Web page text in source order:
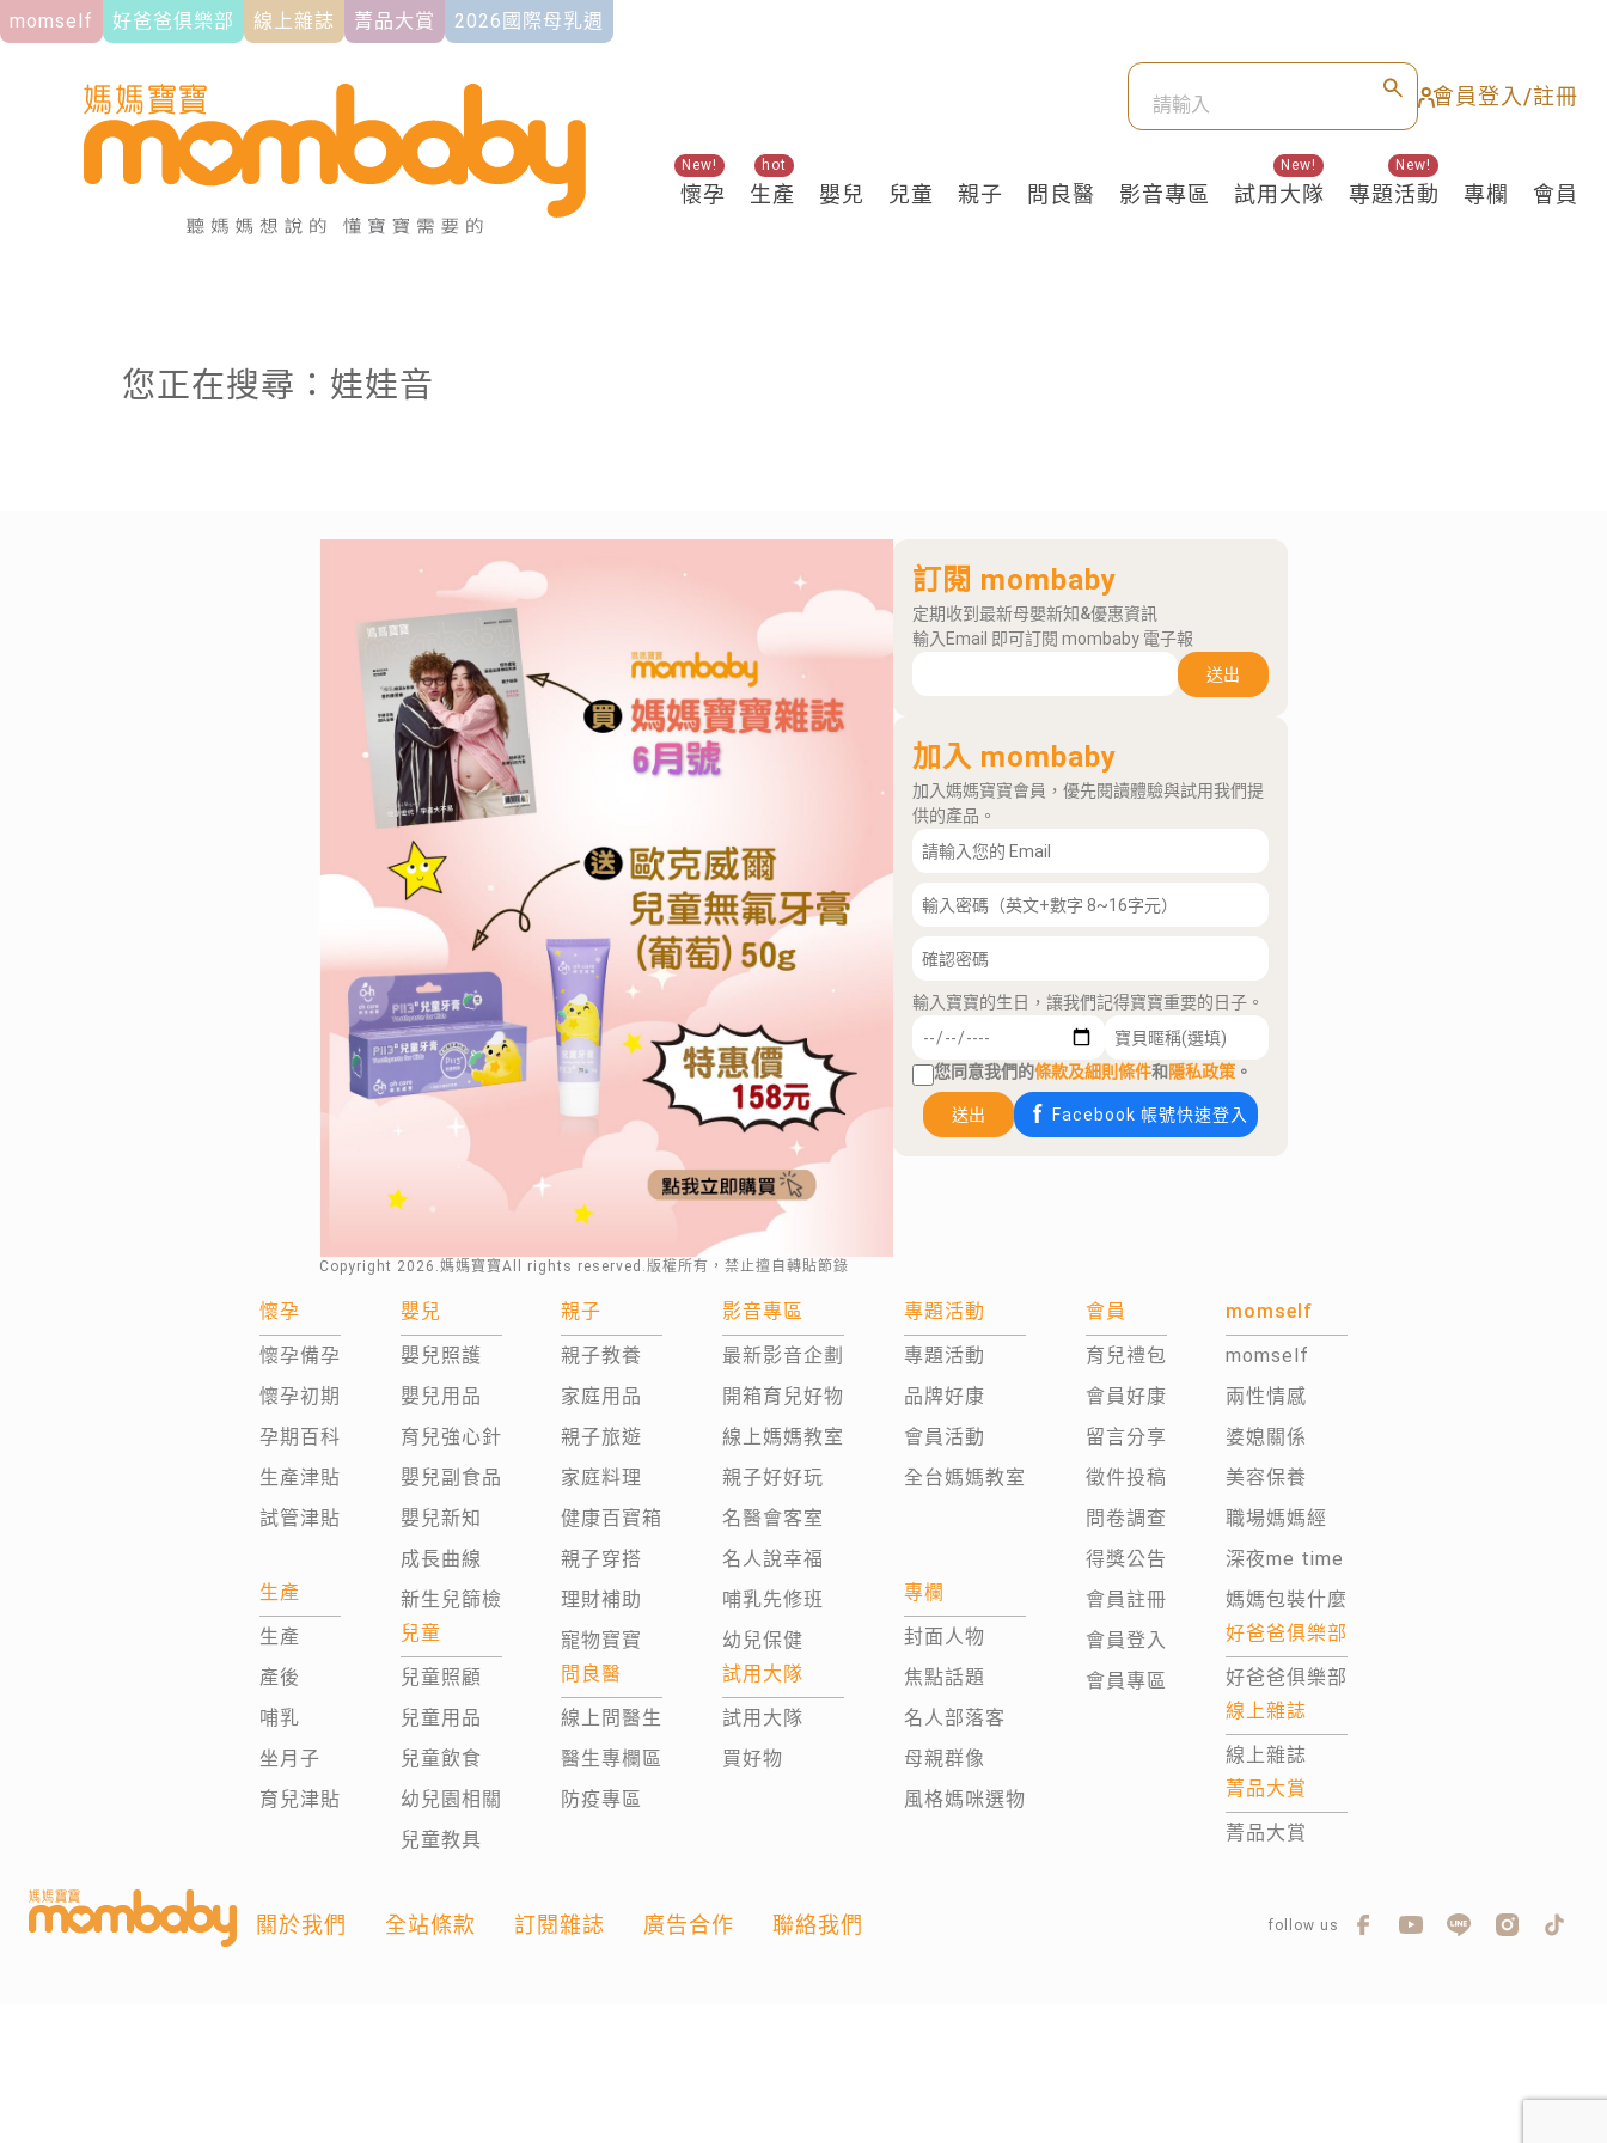
momself 好爸爸俱樂部 線上雜誌 菁品大賞 2026國際母乳週
會員登入/註冊
懷孕
New!
生產
hot
嬰兒 兒童 親子 問良醫 影音專區 試用大隊
New!
專題活動
New!
專欄 會員
關鍵熱搜
您正在搜尋：娃娃音
Copyright 2026 .媽媽寶寶All rights reserved.版權所有，禁止擅自轉貼節錄
訂閱 mombaby
定期收到最新母嬰新知&優惠資訊
輸入Email 即可訂閱 mombaby 電子報
送出
加入 mombaby
加入媽媽寶寶會員，優先閱讀體驗與試用我們提
供的產品。
輸入寶寶的生日，讓我們記得寶寶重要的日子。
您同意我們的條款及細則條件和隱私政策 。
送出 Facebook 帳號快速登入
懷孕
懷孕備孕
懷孕初期
孕期百科
生產津貼
試管津貼
生產
生產
產後
哺乳
坐月子
育兒津貼
嬰兒
嬰兒照護
嬰兒用品
育兒強心針
嬰兒副食品
嬰兒新知
成長曲線
新生兒篩檢
兒童
兒童照顧
兒童用品
兒童飲食
幼兒園相關
兒童教具
親子
親子教養
家庭用品
親子旅遊
家庭料理
健康百寶箱
親子穿搭
理財補助
寵物寶寶
問良醫
線上問醫生
醫生專欄區
防疫專區
影音專區
最新影音企劃
開箱育兒好物
線上媽媽教室
親子好好玩
名醫會客室
名人說幸福
哺乳先修班
幼兒保健
試用大隊
試用大隊
買好物
專題活動
專題活動
品牌好康
會員活動
全台媽媽教室
專欄
封面人物
焦點話題
名人部落客
母親群像
風格媽咪選物
會員
育兒禮包
會員好康
留言分享
徵件投稿
問卷調查
得獎公告
會員註冊
會員登入
會員專區
momself
momself
兩性情感
婆媳關係
美容保養
職場媽媽經
深夜me time
媽媽包裝什麼
好爸爸俱樂部
好爸爸俱樂部
線上雜誌
線上雜誌
菁品大賞
菁品大賞
關於我們 全站條款 訂閱雜誌 廣告合作 聯絡我們 follow us